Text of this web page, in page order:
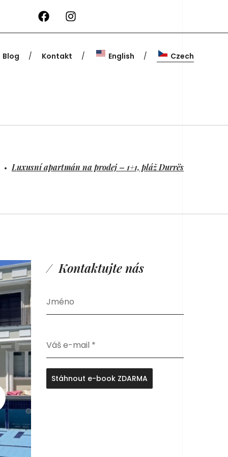
Blog Kontakt English Czech
Luxusní apartmán na prodej – 1+1, pláž Durrës
Kontaktujte nás
Jméno
Váš e-mail *
Stáhnout e-book ZDARMA